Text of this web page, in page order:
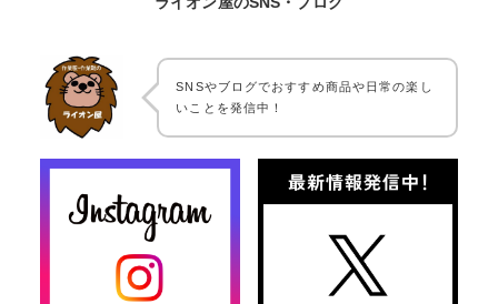
SNSやブログでおすすめ商品や日常の楽し
いことを発信中！